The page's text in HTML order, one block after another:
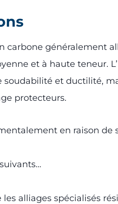
carbone généralement
et à haute teneur.
soudabilité et ductilité,
protecteurs.
en raison de
alliages spécialisés